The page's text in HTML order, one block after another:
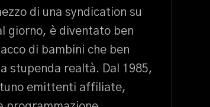
di una syndication su
giorno, è diventato ben
di bambini che ben
stupenda realtà. Dal 1985,
emittenti affiliate,